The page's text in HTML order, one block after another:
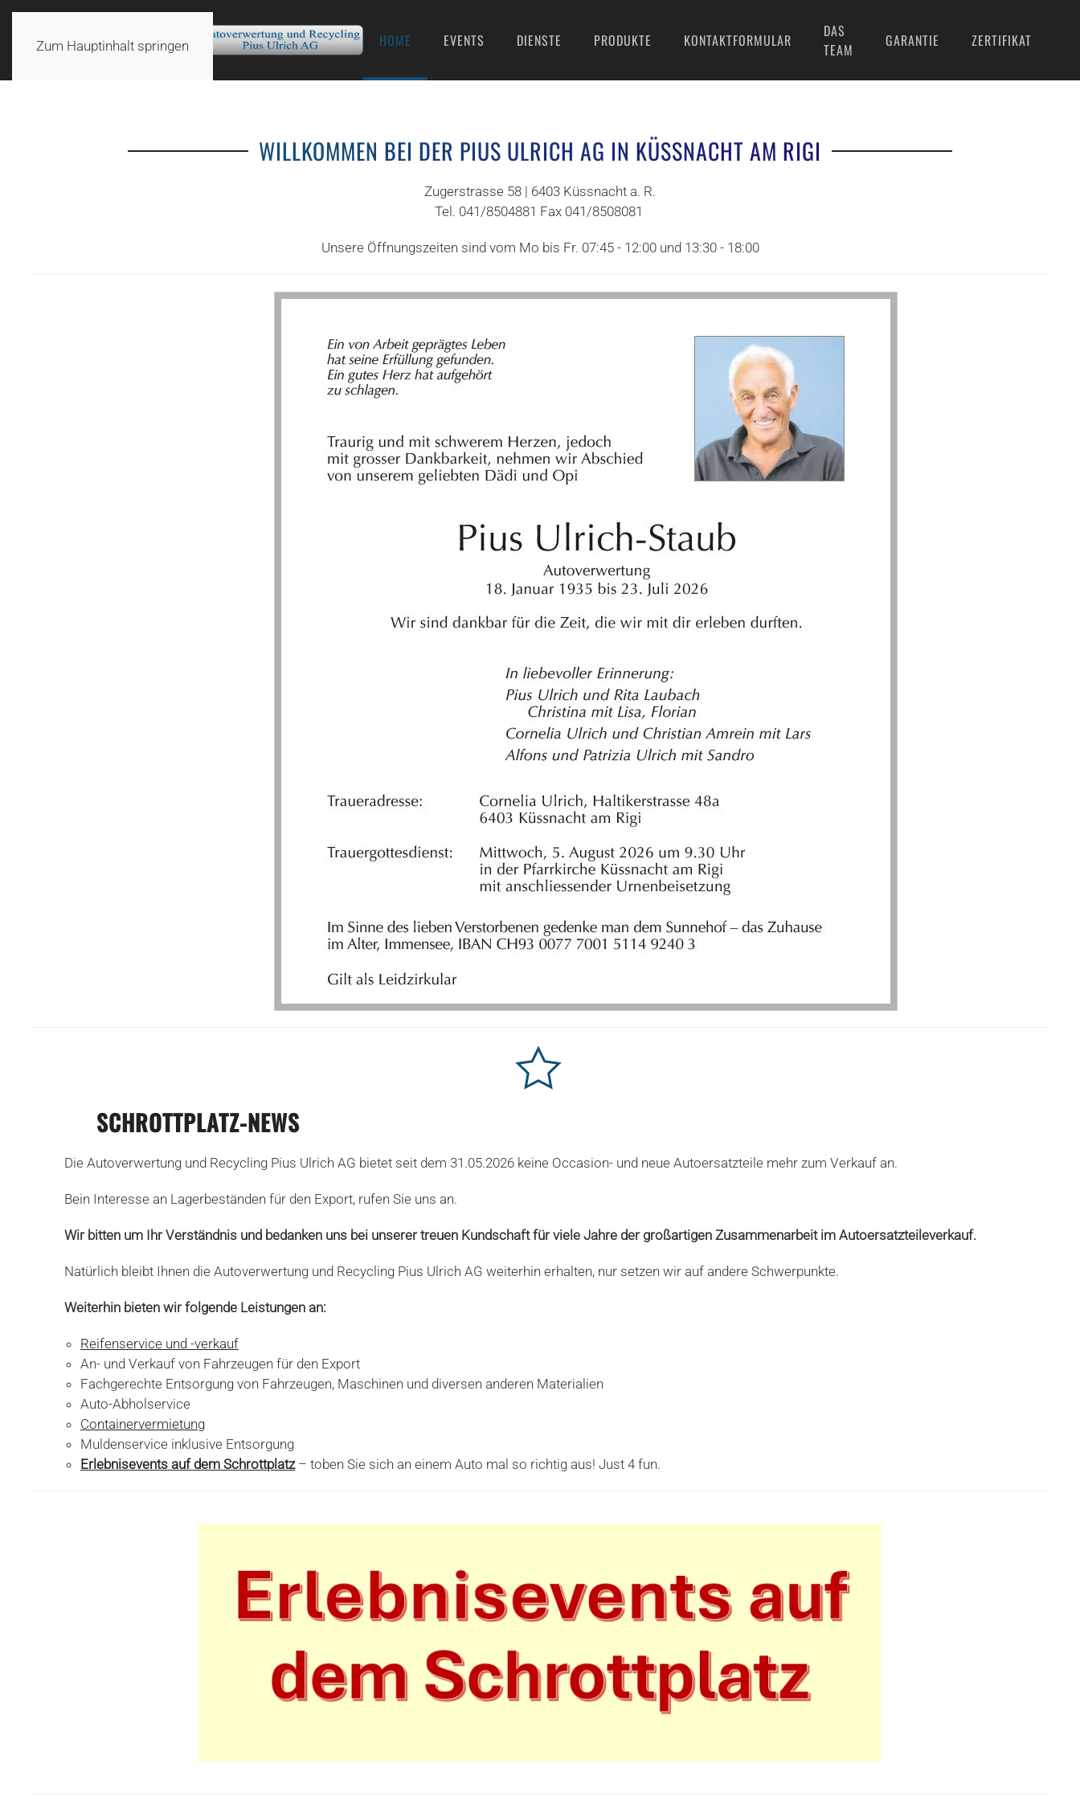
Zum Hauptinhalt springen HOME EVENTS DIENSTE PRODUKTE KONTAKTFORMULAR
DAS
TEAM
GARANTIE ZERTIFIKAT
WILLKOMMEN BEI DER PIUS ULRICH AG IN KÜSSNACHT AM RIGI
Zugerstrasse 58 | 6403 Küssnacht a. R.
Tel. 041/8504881 Fax 041/8508081
Unsere Öffnungszeiten sind vom Mo bis Fr. 07:45 - 12:00 und 13:30 - 18:00
SCHROTTPLATZ-NEWS
Die Autoverwertung und Recycling Pius Ulrich AG bietet seit dem 31.05.2026 keine Occasion- und neue Autoersatzteile mehr zum Verkauf an.
Bein Interesse an Lagerbeständen für den Export, rufen Sie uns an.
Wir bitten um Ihr Verständnis und bedanken uns bei unserer treuen Kundschaft für viele Jahre der großartigen Zusammenarbeit im Autoersatzteileverkauf.
Natürlich bleibt Ihnen die Autoverwertung und Recycling Pius Ulrich AG weiterhin erhalten, nur setzen wir auf andere Schwerpunkte.
Weiterhin bieten wir folgende Leistungen an:
Reifenservice und -verkauf
An- und Verkauf von Fahrzeugen für den Export
Fachgerechte Entsorgung von Fahrzeugen, Maschinen und diversen anderen Materialien
Auto-Abholservice
Containervermietung
Muldenservice inklusive Entsorgung
Erlebnisevents auf dem Schrottplatz– toben Sie sich an einem Auto mal so richtig aus! Just 4 fun.